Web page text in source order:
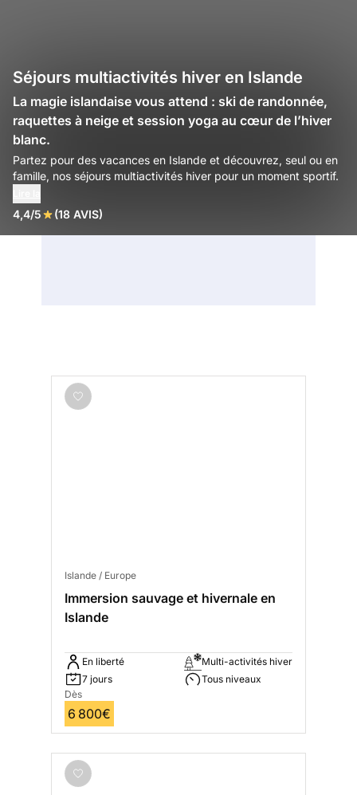
Séjours multiactivités hiver en Islande
La magie islandaise vous attend : ski de randonnée,
raquettes à neige et session yoga au cœur de l’hiver
blanc.
Partez pour des vacances en Islande et découvrez, seul ou en
famille, nos séjours multiactivités hiver pour un moment sportif.
4,4/5 (18 AVIS)
Islande / Europe
Immersion sauvage et hivernale en
Islande
En liberté
7 jours
Multi-activités hiver
Tous niveaux
Dès
6 800€